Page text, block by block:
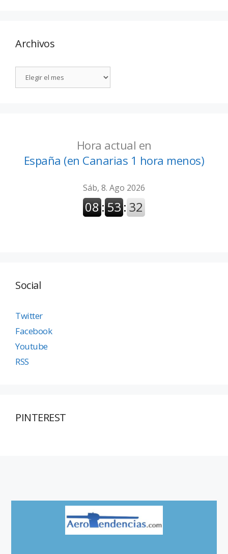
Archivos
Hora actual en
España (en Canarias 1 hora menos)
Social
Twitter
Facebook
Youtube
RSS
PINTEREST